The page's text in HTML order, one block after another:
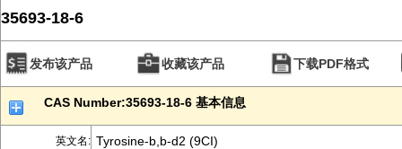
35693-18-6
发布该产品 收藏该产品 下载PDF格式
CAS Number:35693-18-6 基本信息
英文名: Tyrosine-b,b-d2 (9CI)